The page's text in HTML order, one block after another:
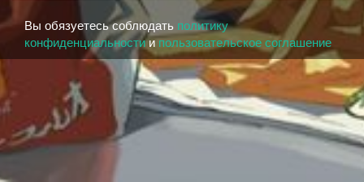
Вы обязуетесь соблюдать политику
конфиденциальностиипользовательское соглашение